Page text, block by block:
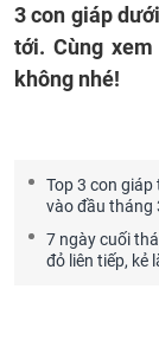
3 con giáp
tới. Cùng
không nhé!
Top 3 con
vào đầu tháng
7 ngày cuối
đỏ liên tiếp, kẻ